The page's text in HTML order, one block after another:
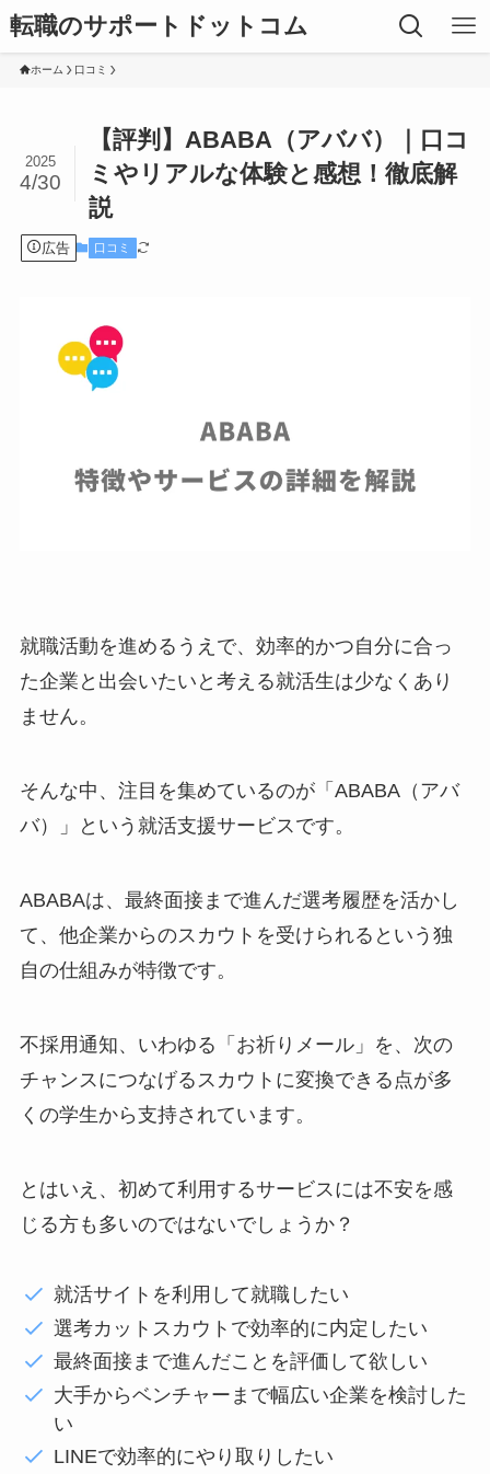
転職のサポートドットコム
ホーム 口コミ
【評判】ABABA（アババ）｜口コ
ミやリアルな体験と感想！徹底解
説
2025
4/30
広告 口コミ
就職活動を進めるうえで、効率的かつ自分に合っ
た企業と出会いたいと考える就活生は少なくあり
ません。
そんな中、注目を集めているのが「ABABA（アバ
バ）」という就活支援サービスです。
ABABAは、最終面接まで進んだ選考履歴を活かし
て、他企業からのスカウトを受けられるという独
自の仕組みが特徴です。
不採用通知、いわゆる「お祈りメール」を、次の
チャンスにつなげるスカウトに変換できる点が多
くの学生から支持されています。
とはいえ、初めて利用するサービスには不安を感
じる方も多いのではないでしょうか？
就活サイトを利用して就職したい
選考カットスカウトで効率的に内定したい
最終面接まで進んだことを評価して欲しい
大手からベンチャーまで幅広い企業を検討した
い
LINEで効率的にやり取りしたい